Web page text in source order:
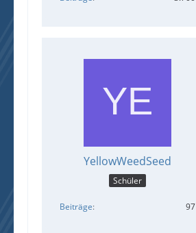
YellowWeedSeed
Schüler
Beiträge 97